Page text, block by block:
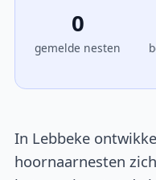
0
gemelde nesten
In Lebbeke
hoornaarnesten